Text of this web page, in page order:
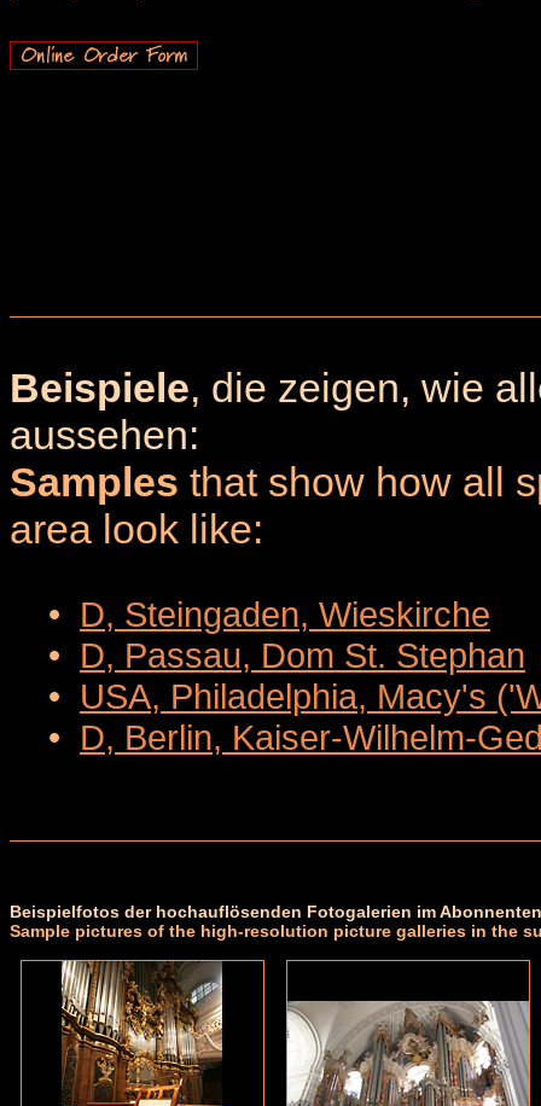
Beispiele, die zeigen, wie
aussehen:
Samples that show how all
area look like:
• D, Steingaden, Wieskirche
• D, Passau, Dom St. Stephan
• USA, Philadelphia, Macy's
• D, Berlin, Kaiser-Wilhelm-
Beispielfotos der hochauflösenden Fotogalerien im
Sample pictures of the high-resolution picture galleries in the